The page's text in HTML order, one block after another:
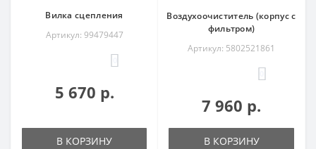
Вилка сцепления
Артикул: 99479447
5 670 р.
В КОРЗИНУ
Воздухоочиститель (корпус с
фильтром)
Артикул: 5802521861
7 960 р.
В КОРЗИНУ